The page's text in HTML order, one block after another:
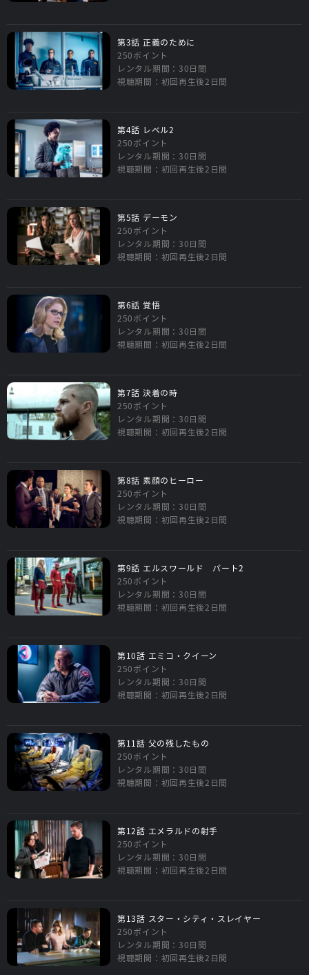
第3話 正義のために
250ポイント
レンタル期間：30日間
視聴期間：初回再生後2日間
第4話 レベル2
250ポイント
レンタル期間：30日間
視聴期間：初回再生後2日間
第5話 デーモン
250ポイント
レンタル期間：30日間
視聴期間：初回再生後2日間
第6話 覚悟
250ポイント
レンタル期間：30日間
視聴期間：初回再生後2日間
第7話 決着の時
250ポイント
レンタル期間：30日間
視聴期間：初回再生後2日間
第8話 素顔のヒーロー
250ポイント
レンタル期間：30日間
視聴期間：初回再生後2日間
第9話 エルスワールド パート2
250ポイント
レンタル期間：30日間
視聴期間：初回再生後2日間
第10話 エミコ・クイーン
250ポイント
レンタル期間：30日間
視聴期間：初回再生後2日間
第11話 父の残したもの
250ポイント
レンタル期間：30日間
視聴期間：初回再生後2日間
第12話 エメラルドの射手
250ポイント
レンタル期間：30日間
視聴期間：初回再生後2日間
第13話 スター・シティ・スレイヤー
250ポイント
レンタル期間：30日間
視聴期間：初回再生後2日間